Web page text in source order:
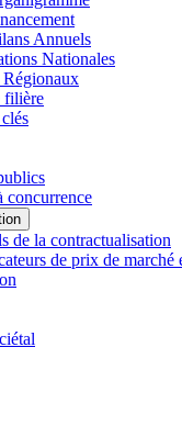
Annuels
Nationales
filière
concurrence
de la contractualisation
de prix de marché